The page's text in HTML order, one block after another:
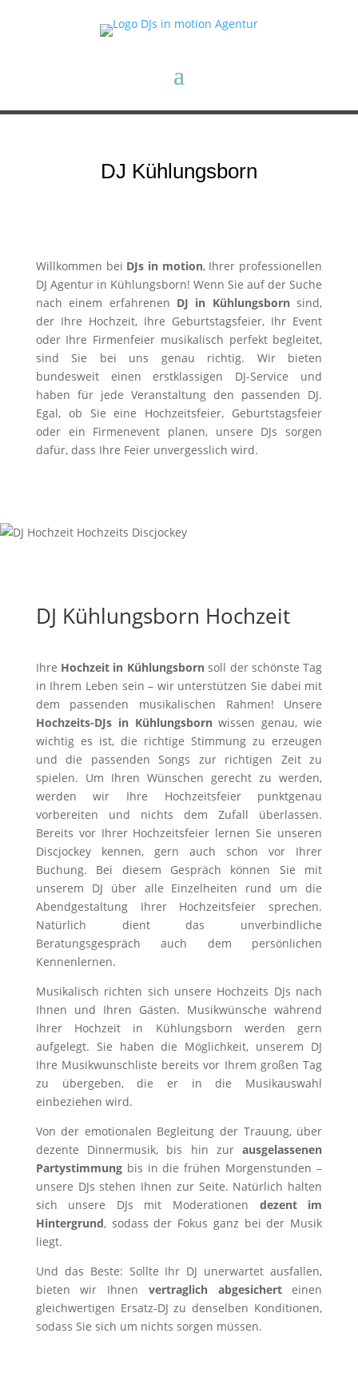
DJ Kühlungsborn
Willkommen bei DJs in motion, Ihrer professionellen
DJ Agentur in Kühlungsborn! Wenn Sie auf der Suche
nach einem erfahrenen DJ in Kühlungsbornsind,
der Ihre Hochzeit, Ihre Geburtstagsfeier, Ihr Event
oder Ihre Firmenfeier musikalisch perfekt begleitet,
sind Sie bei uns genau richtig. Wir bieten
bundesweit einen erstklassigen DJ-Service und
haben für jede Veranstaltung den passenden DJ.
Egal, ob Sie eine Hochzeitsfeier, Geburtstagsfeier
oder ein Firmenevent planen, unsere DJs sorgen
dafür, dass Ihre Feier unvergesslich wird.
DJ Kühlungsborn Hochzeit
Ihre Hochzeit in Kühlungsbornsoll der schönste Tag
in Ihrem Leben sein – wir unterstützen Sie dabei mit
dem passenden musikalischen Rahmen! Unsere
Hochzeits-DJs in Kühlungsbornwissen genau, wie
wichtig es ist, die richtige Stimmung zu erzeugen
und die passenden Songs zur richtigen Zeit zu
spielen. Um Ihren Wünschen gerecht zu werden,
werden wir Ihre Hochzeitsfeier punktgenau
vorbereiten und nichts dem Zufall überlassen.
Bereits vor Ihrer Hochzeitsfeier lernen Sie unseren
Discjockey kennen, gern auch schon vor Ihrer
Buchung. Bei diesem Gespräch können Sie mit
unserem DJ über alle Einzelheiten rund um die
Abendgestaltung Ihrer Hochzeitsfeier sprechen.
Natürlich dient das unverbindliche
Beratungsgespräch auch dem persönlichen
Kennenlernen.
Musikalisch richten sich unsere Hochzeits DJs nach
Ihnen und Ihren Gästen. Musikwünsche während
Ihrer Hochzeit in Kühlungsborn werden gern
aufgelegt. Sie haben die Möglichkeit, unserem DJ
Ihre Musikwunschliste bereits vor Ihrem großen Tag
zu übergeben, die er in die Musikauswahl
einbeziehen wird.
Von der emotionalen Begleitung der Trauung, über
dezente Dinnermusik, bis hin zurausgelassenen
Partystimmungbis in die frühen Morgenstunden –
unsere DJs stehen Ihnen zur Seite. Natürlich halten
sich unsere DJs mit Moderationen dezent im
Hintergrund, sodass der Fokus ganz bei der Musik
liegt.
Und das Beste: Sollte Ihr DJ unerwartet ausfallen,
bieten wir Ihnen vertraglich abgesicherteinen
gleichwertigen Ersatz-DJ zu denselben Konditionen,
sodass Sie sich um nichts sorgen müssen.